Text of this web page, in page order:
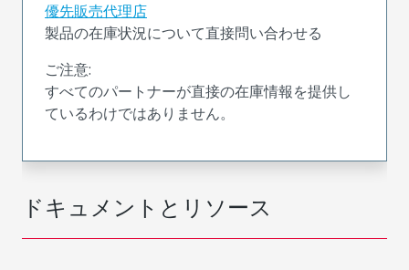
ドキュメントとリソース
優先販売代理店
製品の在庫状況について直接問い合わせる
ご注意:
すべてのパートナーが直接の在庫情報を提供し
ているわけではありません。